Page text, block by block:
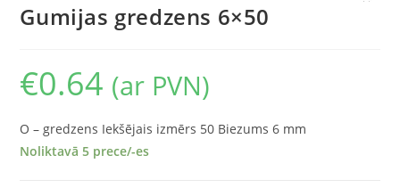
Gumijas gredzens 6×50
€0.64 (ar PVN)
O – gredzens Iekšējais izmērs 50 Biezums 6 mm
Noliktavā 5 prece/-es